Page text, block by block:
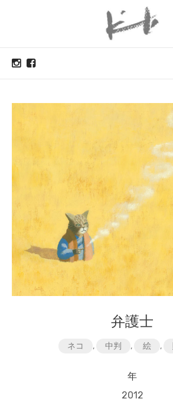
弁護士
ネコ , 中判 , 絵 ,
年
2012